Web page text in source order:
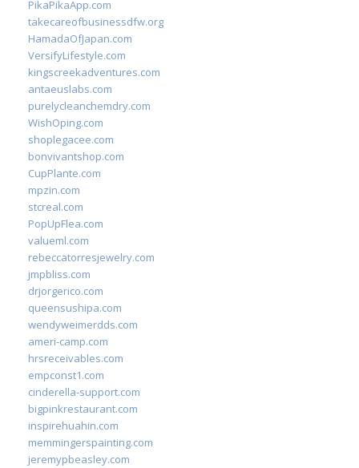
PikaPikaApp.com
takecareofbusinessdfw.org
HamadaOfJapan.com
VersifyLifestyle.com
kingscreekadventures.com
antaeuslabs.com
purelycleanchemdry.com
WishOping.com
shoplegacee.com
bonvivantshop.com
CupPlante.com
mpzin.com
stcreal.com
PopUpFlea.com
valueml.com
rebeccatorresjewelry.com
jmpbliss.com
drjorgerico.com
queensushipa.com
wendyweimerdds.com
ameri-camp.com
hrsreceivables.com
empconst1.com
cinderella-support.com
bigpinkrestaurant.com
inspirehuahin.com
memmingerspainting.com
jeremypbeasley.com